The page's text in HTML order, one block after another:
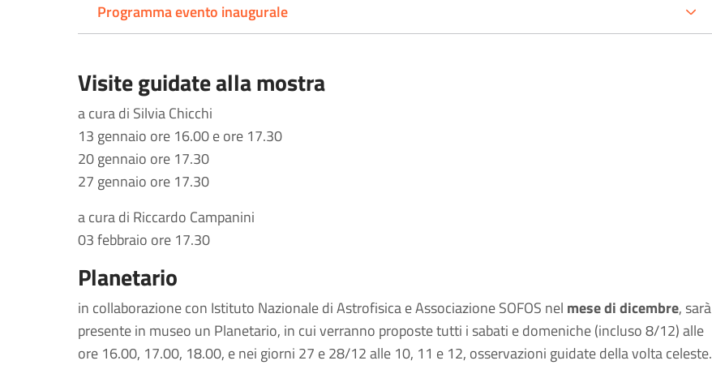
Programma evento inaugurale
Visite guidate alla mostra
a cura di Silvia Chicchi
13 gennaio ore 16.00 e ore 17.30
20 gennaio ore 17.30
27 gennaio ore 17.30
a cura di Riccardo Campanini
03 febbraio ore 17.30
Planetario
in collaborazione con Istituto Nazionale di Astrofisica e Associazione SOFOS nel mese di dicembre, sarà
presente in museo un Planetario, in cui verranno proposte tutti i sabati e domeniche (incluso 8/12) alle
ore 16.00, 17.00, 18.00, e nei giorni 27 e 28/12 alle 10, 11 e 12, osservazioni guidate della volta celeste.